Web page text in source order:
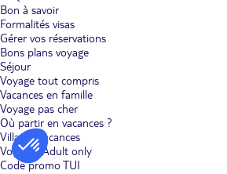
Bon à savoir
Formalités visas
Gérer vos réservations
Bons plans voyage
Séjour
Voyage tout compris
Vacances en famille
Voyage pas cher
Où partir en vacances ?
Villages vacances
Voyages Adult only
Code promo TUI